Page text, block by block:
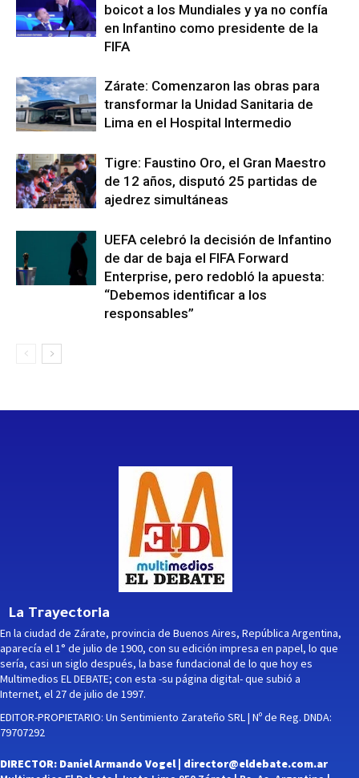
boicot a los Mundiales y ya no confía
en Infantino como presidente de la
FIFA
Zárate: Comenzaron las obras para
transformar la Unidad Sanitaria de
Lima en el Hospital Intermedio
Tigre: Faustino Oro, el Gran Maestro
de 12 años, disputó 25 partidas de
ajedrez simultáneas
UEFA celebró la decisión de Infantino
de dar de baja el FIFA Forward
Enterprise, pero redobló la apuesta:
“Debemos identificar a los
responsables”
La Trayectoria
En la ciudad de Zárate, provincia de Buenos Aires, República Argentina,
aparecía el 1° de julio de 1900, con su edición impresa en papel, lo que
sería, casi un siglo después, la base fundacional de lo que hoy es
Multimedios EL DEBATE; con esta -su página digital- que subió a
Internet, el 27 de julio de 1997.
EDITOR-PROPIETARIO: Un Sentimiento Zarateño SRL | Nº de Reg. DNDA:
79707292
DIRECTOR: Daniel Armando Vogel | director@eldebate.com.ar